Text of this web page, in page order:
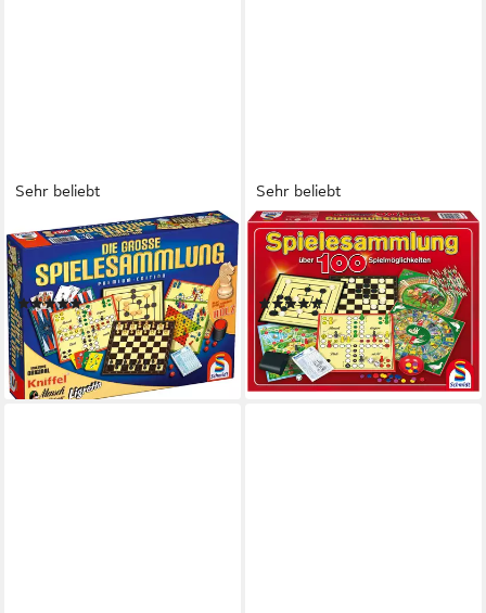
Sehr beliebt
SCHMIDT SPIELE
Spielesammlung Die große
Spielesammlung
(135)
ab 29,99 € UVP44,99 €
-33%
lieferbar in 2 Wochen
Sehr beliebt
SCHMIDT SPIELE
Spiel Spielesammlung - 100
Spielmöglichkeiten
(30)
ab 19,07 € UVP28,99 €
-34%
lieferbar - in 1-2 Werktagen bei dir